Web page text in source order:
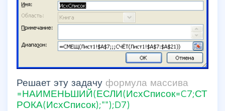
Решает эту задачу формула массива
=НАИМЕНЬШИЙ(ЕСЛИ(ИсхСписок=C7;СТ
РОКА(ИсхСписок);"");D7)